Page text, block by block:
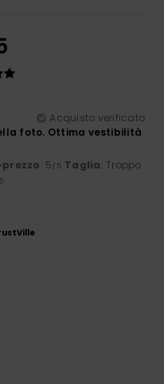
Acquisto verificato
foto. Ottima vestibilità
: 5/5 Taglia: Troppo